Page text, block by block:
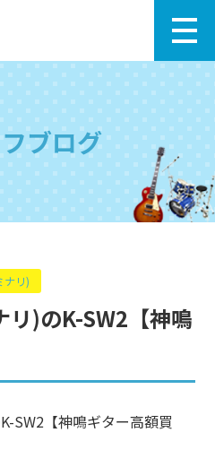
ブログ
ナリ)
リ)のK-SW2【神鳴
SW2【神鳴ギター高額買